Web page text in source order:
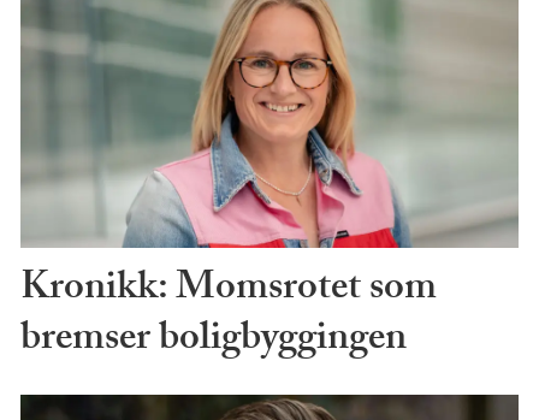
Kronikk: Momsrotet som
bremser boligbyggingen